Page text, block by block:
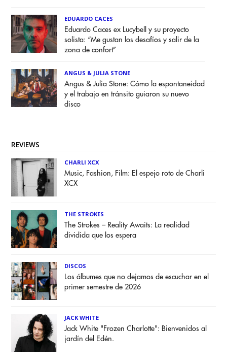
EDUARDO CACES
Eduardo Caces ex Lucybell y su proyecto
solista: “Me gustan los desafíos y salir de la
zona de confort”
ANGUS & JULIA STONE
Angus & Julia Stone: Cómo la espontaneidad
y el trabajo en tránsito guiaron su nuevo
disco
REVIEWS
CHARLI XCX
Music, Fashion, Film: El espejo roto de Charli
XCX
THE STROKES
The Strokes – Reality Awaits: La realidad
dividida que los espera
DISCOS
Los álbumes que no dejamos de escuchar en el
primer semestre de 2026
JACK WHITE
Jack White "Frozen Charlotte": Bienvenidos al
jardín del Edén.